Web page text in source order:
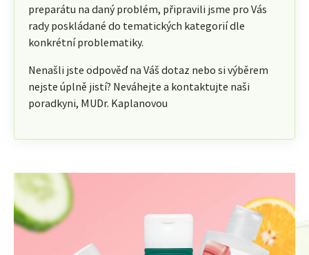
preparátu na daný problém, připravili jsme pro Vás
rady poskládané do tematických kategorií dle
konkrétní problematiky.
Nenašli jste odpověď na Váš dotaz nebo si výběrem
nejste úplně jistí? Neváhejte a kontaktujte naši
poradkyni, MUDr. Kaplanovou